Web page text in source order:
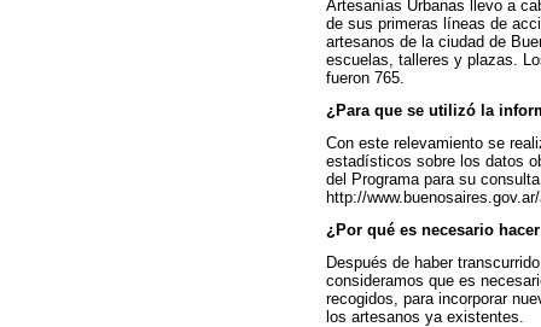
Artesanías Urbanas llevo a
de sus primeras líneas de
artesanos de la ciudad de
escuelas, talleres y plazas.
fueron 765.
¿Para que se utilizó la
Con este relevamiento se
estadísticos sobre los datos
del Programa para su
http://
¿Por qué es necesario
Después de haber
consideramos que es
recogidos, para incorporar
los artesanos ya existentes.